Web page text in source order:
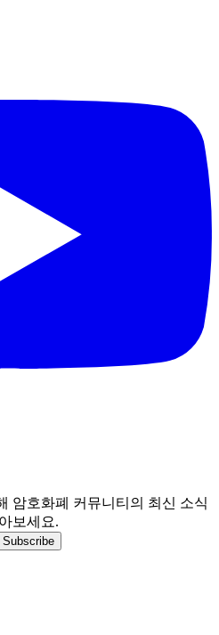
암호화폐 커뮤니티의 최신 소식
보세요.
Subscribe